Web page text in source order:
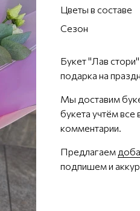
Цветы в составе
Сезон
Букет "Лав
подарка на
Мы доставим
букета учтём все
комментарии.
Предлагаем
подпишем и